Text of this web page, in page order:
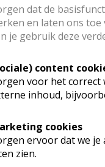
is een
waarmee elk
ervaringen te
thuis kunnen
mag er gewoon
komt
ontmoeten de
Westmalle.
dat de
en laten ons
je gebruik deze
content
voor het correct
inhoud,
cookies
ervoor dat we
zien.